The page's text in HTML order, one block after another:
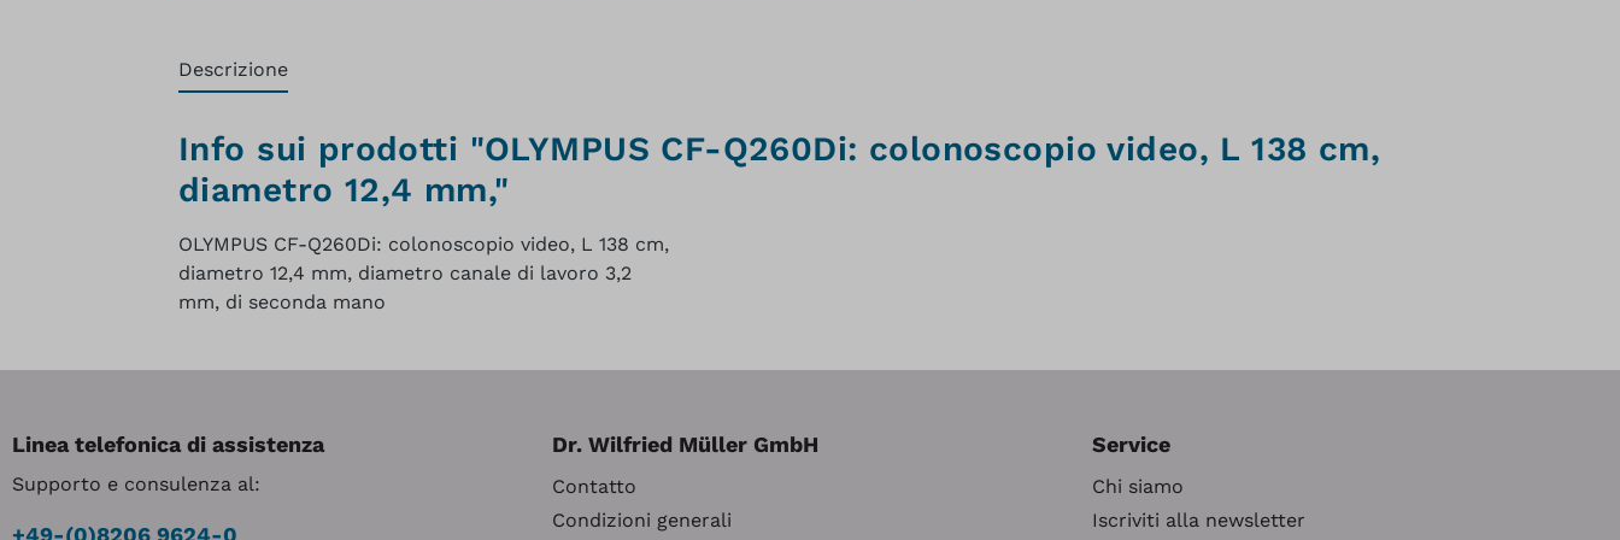
Descrizione
Info sui prodotti "OLYMPUS CF-Q260Di: colonoscopio video, L 138 cm,
diametro 12,4 mm,"
OLYMPUS CF-Q260Di: colonoscopio video, L 138 cm,
diametro 12,4 mm, diametro canale di lavoro 3,2
mm, di seconda mano
Linea telefonica di assistenza
Supporto e consulenza al:
+49-(0)8206 9624-0
Dr. Wilfried Müller GmbH
Contatto
Condizioni generali
Service
Chi siamo
Iscriviti alla newsletter